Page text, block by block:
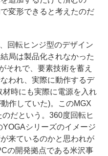
変形できると考えたのだ
回転ヒンジ型のデザイン
局は製品化されなかった
それで、要素技術を蓄え
われ、実際に動作するデ
時にも実際に電源を入れ
作していた)。このMGX
だという。360度回転ヒ
シリーズのイメージ
来ているのかと思われが
の開発拠点である米沢事